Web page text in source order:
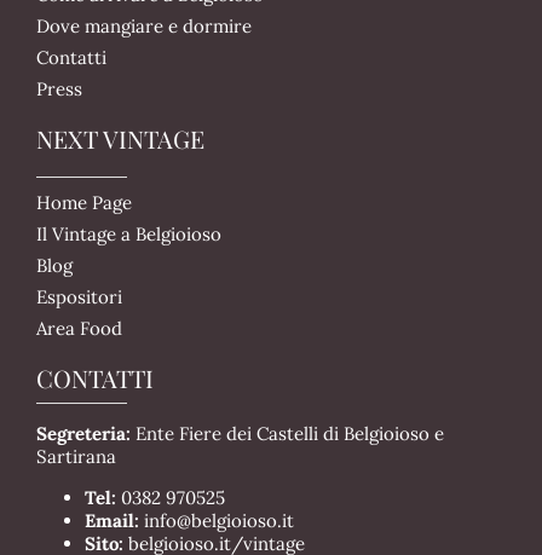
Dove mangiare e dormire
Contatti
Press
NEXT VINTAGE
Home Page
Il Vintage a Belgioioso
Blog
Espositori
Area Food
CONTATTI
Segreteria: Ente Fiere dei Castelli di Belgioioso e
Sartirana
Tel: 0382 970525
Email: info@belgioioso.it
Sito: belgioioso.it/vintage